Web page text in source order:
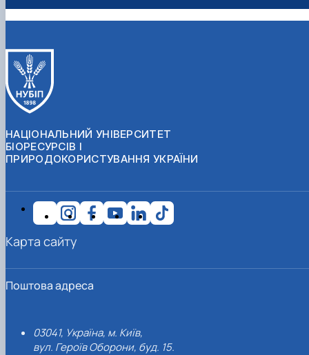
НАЦІОНАЛЬНИЙ УНІВЕРСИТЕТ
БІОРЕСУРСІВ І
ПРИРОДОКОРИСТУВАННЯ УКРАЇНИ
Поштова адреса
03041, Україна, м. Київ,
вул. Героїв Оборони, буд. 15.
Карта сайту